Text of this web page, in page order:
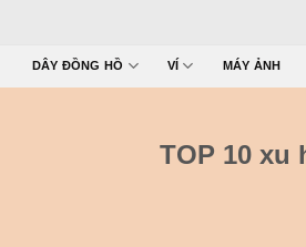
DÂY ĐỒNG HỒ VÍ MÁY ẢNH
TOP 10